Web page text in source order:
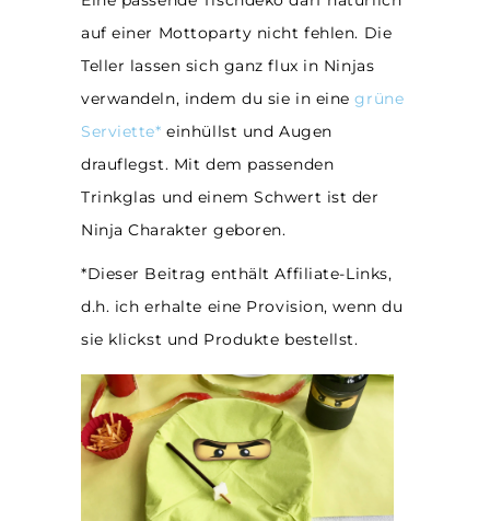
auf einer Mottoparty nicht fehlen. Die
Teller lassen sich ganz flux in Ninjas
verwandeln, indem du sie in einegrüne
Serviette* einhüllst und Augen
drauflegst. Mit dem passenden
Trinkglas und einem Schwert ist der
Ninja Charakter geboren.
*Dieser Beitrag enthält Affiliate-Links,
d.h. ich erhalte eine Provision, wenn du
sie klickst und Produkte bestellst.